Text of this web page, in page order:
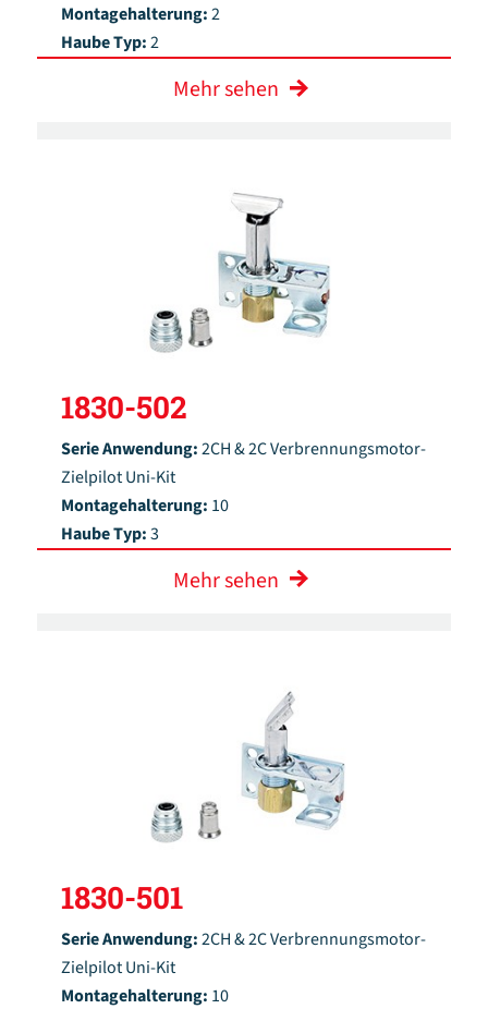
Montagehalterung:2
Haube Typ:2
Mehr sehen
1830-502
Serie Anwendung:2CH & 2C Verbrennungsmotor-
Zielpilot Uni-Kit
Montagehalterung: 10
Haube Typ:3
Mehr sehen
1830-501
Serie Anwendung:2CH & 2C Verbrennungsmotor-
Zielpilot Uni-Kit
Montagehalterung: 10